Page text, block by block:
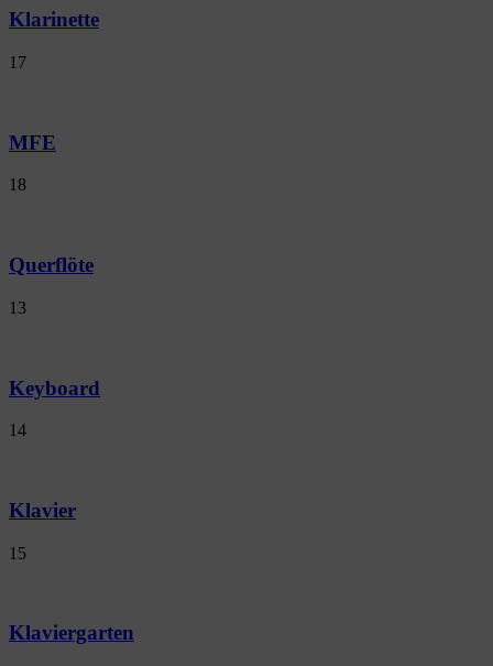
Klarinette
17
MFE
18
Querflöte
13
Keyboard
14
Klavier
15
Klaviergarten